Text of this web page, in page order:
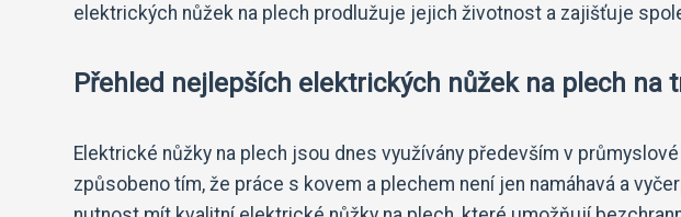
elektrických nůžek na plech prodlužuje jejich životnost a zajišťuje
Přehled nejlepších elektrických nůžek na plech na
Elektrické nůžky na plech jsou dnes využívány především v
způsobeno tím, že práce s kovem a plechem není jen namáhavá a